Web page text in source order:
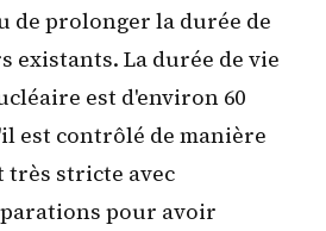
de prolonger la durée de
existants. La durée de vie
est d'environ 60
est contrôlé de manière
stricte avec
pour avoir